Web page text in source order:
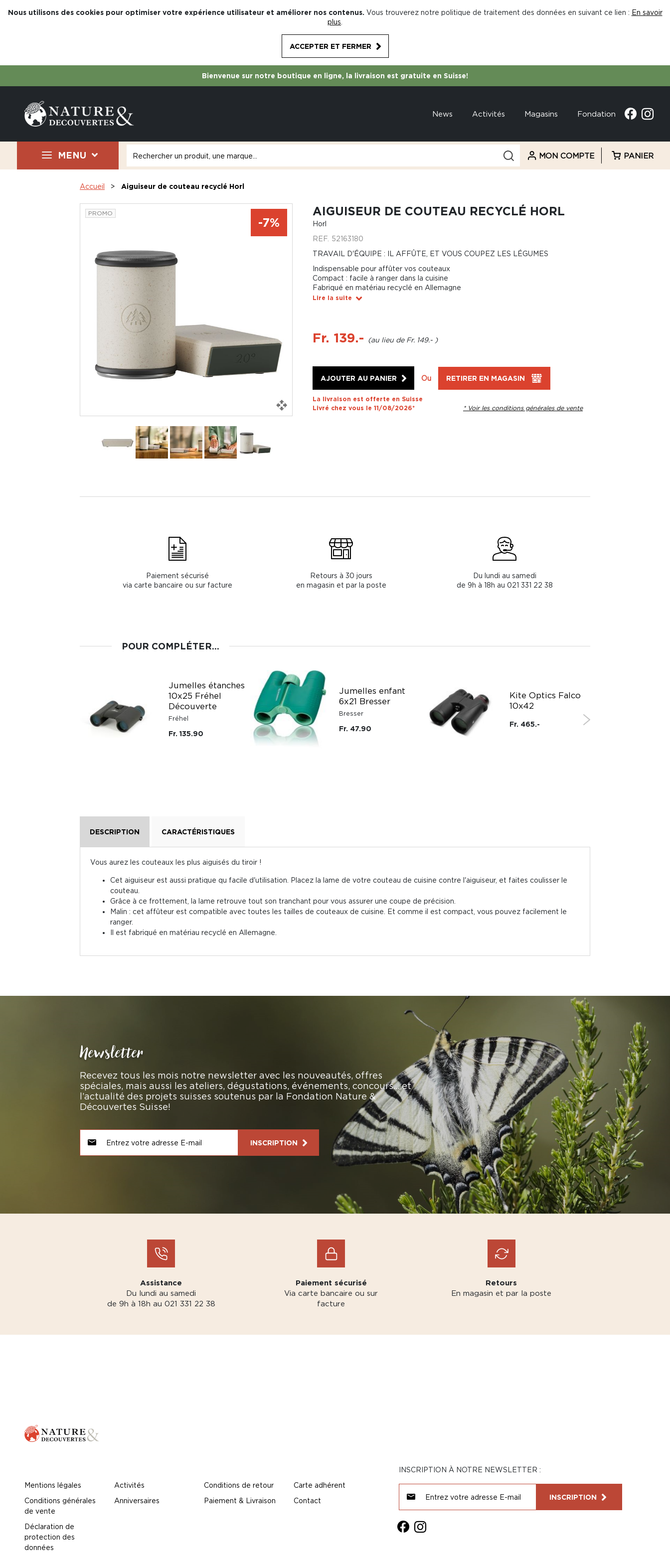
Nous utilisons des cookies pour optimiser votre expérience utilisateur et améliorer nos contenus. Vous trouverez notre politique de traitement des données en suivant ce lien : En savoir
plus
ACCEPTER ET FERMER
Bienvenue sur notre boutique en ligne, la livraison est gratuite en Suisse!
News Activités Magasins Fondation
MENU MON COMPTE PANIER
Accueil Aiguiseur de couteau recyclé Horl
PROMO
-7%
AIGUISEUR DE COUTEAU RECYCLÉ HORL
Horl
REF. 52163180
TRAVAIL D'ÉQUIPE : IL AFFÛTE, ET VOUS COUPEZ LES LÉGUMES
Indispensable pour affûter vos couteaux
Compact : facile à ranger dans la cuisine
Fabriqué en matériau recyclé en Allemagne
Lire la suite
Fr. 139.- Fr. 149.-
AJOUTER AU PANIER Ou RETIRER EN MAGASIN
La livraison est offerte en Suisse
Livré chez vous le 11/08/2026*
* Voir les conditions générales de vente
Paiement sécurisé
via carte bancaire ou sur facture
Retours à 30 jours
en magasin et par la poste
Du lundi au samedi
de 9h à 18h au 021 331 22 38
POUR COMPLÉTER...
Jumelles étanches
10x25 Fréhel
Découverte
Fréhel
Fr. 135.90
Jumelles enfant
6x21 Bresser
Bresser
Fr. 47.90
Kite Optics Falco
10x42
Fr. 465.-
DESCRIPTION CARACTÉRISTIQUES
Vous aurez les couteaux les plus aiguisés du tiroir !
Cet aiguiseur est aussi pratique qu facile d'utilisation. Placez la lame de votre couteau de cuisine contre l'aiguiseur, et faites coulisser le
couteau.
Grâce à ce frottement, la lame retrouve tout son tranchant pour vous assurer une coupe de précision.
Malin : cet affûteur est compatible avec toutes les tailles de couteaux de cuisine. Et comme il est compact, vous pouvez facilement le
ranger.
Il est fabriqué en matériau recyclé en Allemagne.
Newsletter
Recevez tous les mois notre newsletter avec les nouveautés, offres
spéciales, mais aussi les ateliers, dégustations, événements, concours… et
l’actualité des projets suisses soutenus par la Fondation Nature &
Découvertes Suisse!
INSCRIPTION
Assistance
Du lundi au samedi
de 9h à 18h au 021 331 22 38
Paiement sécurisé
Via carte bancaire ou sur
facture
Retours
En magasin et par la poste
Mentions légales
Conditions générales
de vente
Déclaration de
protection des
données
Activités
Anniversaires
Conditions de retour
Paiement & Livraison
Carte adhérent
Contact
INSCRIPTION À NOTRE NEWSLETTER :
INSCRIPTION